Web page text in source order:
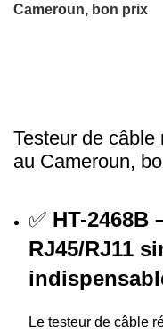
Cameroun, bon prix
Testeur de
au Cameroun,
✅ HT-2468B
RJ45/RJ11
Le testeur de câble